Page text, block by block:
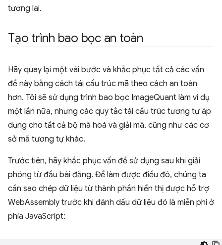
tương lai.
Tạo trình bao bọc an toàn
Hãy quay lại một vài bước và khắc phục tất cả các vấn
đề này bằng cách tái cấu trúc mã theo cách an toàn
hơn. Tôi sẽ sử dụng trình bao bọc ImageQuant làm ví dụ
một lần nữa, nhưng các quy tắc tái cấu trúc tương tự áp
dụng cho tất cả bộ mã hoá và giải mã, cũng như các cơ
sở mã tương tự khác.
Trước tiên, hãy khắc phục vấn đề sử dụng sau khi giải
phóng từ đầu bài đăng. Để làm được điều đó, chúng ta
cần sao chép dữ liệu từ thành phần hiển thị được hỗ trợ
WebAssembly trước khi đánh dấu dữ liệu đó là miễn phí ở
phía JavaScript: